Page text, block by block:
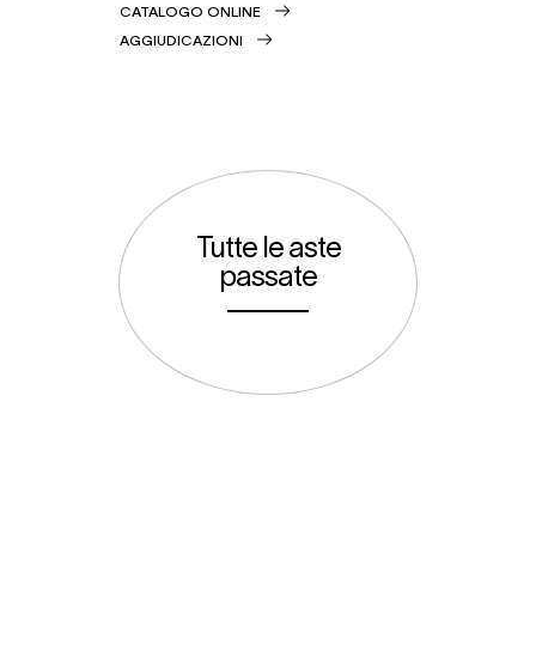
CATALOGO ONLINE
AGGIUDICAZIONI
Tutte le aste
passate